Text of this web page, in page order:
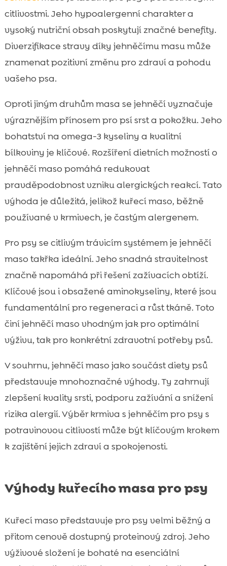
citlivostmi. Jeho hypoalergenní charakter a
vysoký nutriční obsah poskytují značné benefity.
Diverzifikace stravy díky jehněčímu masu může
znamenat pozitivní změnu pro zdraví a pohodu
vašeho psa.
Oproti jiným druhům masa se jehněčí vyznačuje
výraznějším přínosem pro psí srst a pokožku. Jeho
bohatství na omega-3 kyseliny a kvalitní
bílkoviny je klíčové. Rozšíření dietních možností o
jehněčí maso pomáhá redukovat
pravděpodobnost vzniku alergických reakcí. Tato
výhoda je důležitá, jelikož kuřecí maso, běžně
používané v krmivech, je častým alergenem.
Pro psy se citlivým trávicím systémem je jehněčí
maso takřka ideální. Jeho snadná stravitelnost
značně napomáhá při řešení zažívacích obtíží.
Klíčové jsou i obsažené aminokyseliny, které jsou
fundamentální pro regeneraci a růst tkáně. Toto
činí jehněčí maso vhodným jak pro optimální
výživu, tak pro konkrétní zdravotní potřeby psů.
V souhrnu, jehněčí maso jako součást diety psů
představuje mnohoznačné výhody. Ty zahrnují
zlepšení kvality srsti, podporu zažívání a snížení
rizika alergií. Výběr krmiva s jehněčím pro psy s
potravinovou citlivostí může být klíčovým krokem
k zajištění jejich zdraví a spokojenosti.
Výhody kuřecího masa pro psy
Kuřecí maso představuje pro psy velmi běžný a
přitom cenově dostupný proteinový zdroj. Jeho
výživové složení je bohaté na esenciální